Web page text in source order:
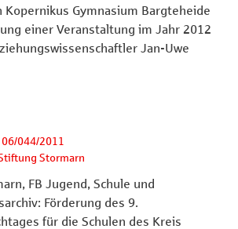
Kopernikus Gymnasium Bargteheide
einer Veranstaltung im Jahr 2012
Jan-Uwe
044/2011
Stormarn
FB Jugend, Schule und
Förderung des 9.
für die Schulen des Kreis